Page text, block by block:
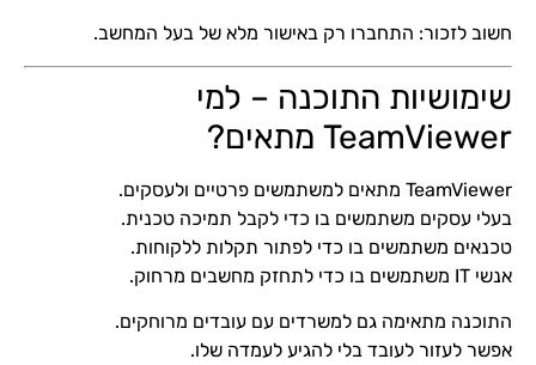
חשוב לזכור: התחברו רק באישור מלא של בעל המחשב.
שימושיות התוכנה – למי
TeamViewer מתאים?
TeamViewer מתאים למשתמשים פרטיים ולעסקים.
בעלי עסקים משתמשים בו כדי לקבל תמיכה טכנית.
טכנאים משתמשים בו כדי לפתור תקלות ללקוחות.
אנשי IT משתמשים בו כדי לתחזק מחשבים מרחוק.
התוכנה מתאימה גם למשרדים עם עובדים מרוחקים.
אפשר לעזור לעובד בלי להגיע לעמדה שלו.